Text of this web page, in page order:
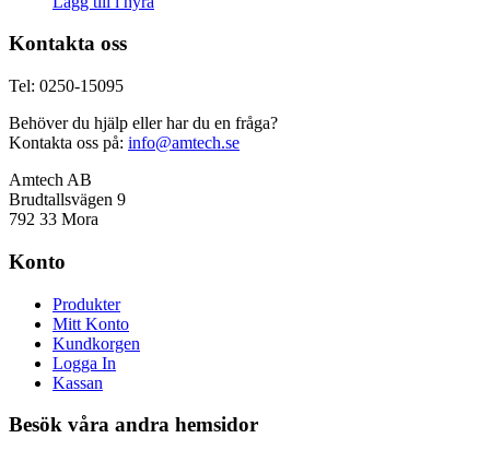
Kontakta oss
Tel: 0250-15095
Behöver du hjälp eller har du en fråga?
Kontakta oss på: info@amtech.se
Amtech AB
Brudtallsvägen 9
792 33 Mora
Konto
Produkter
Mitt Konto
Kundkorgen
Logga In
Kassan
Besök våra andra hemsidor